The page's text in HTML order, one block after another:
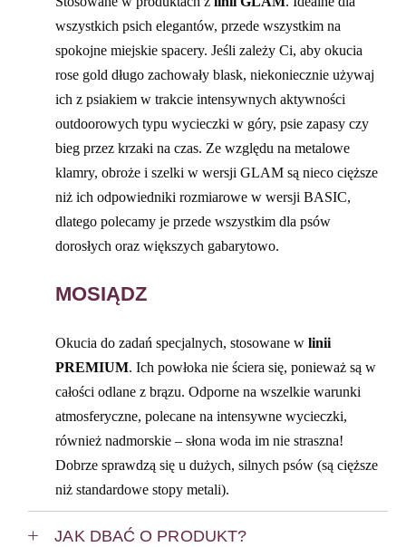
wszystkich psich elegantów, przede wszystkim na
spokojne miejskie spacery. Jeśli zależy Ci, aby okucia
rose gold długo zachowały blask, niekoniecznie używaj
ich z psiakiem w trakcie intensywnych aktywności
outdoorowych typu wycieczki w góry, psie zapasy czy
bieg przez krzaki na czas. Ze względu na metalowe
klamry, obroże i szelki w wersji GLAM są nieco cięższe
niż ich odpowiedniki rozmiarowe w wersji BASIC,
dlatego polecamy je przede wszystkim dla psów
dorosłych oraz większych gabarytowo.
MOSIĄDZ
Okucia do zadań specjalnych, stosowane w linii
PREMIUM. Ich powłoka nie ściera się, ponieważ są w
całości odlane z brązu. Odporne na wszelkie warunki
atmosferyczne, polecane na intensywne wycieczki,
również nadmorskie – słona woda im nie straszna!
Dobrze sprawdzą się u dużych, silnych psów (są cięższe
niż standardowe stopy metali).
JAK DBAĆ O PRODUKT?